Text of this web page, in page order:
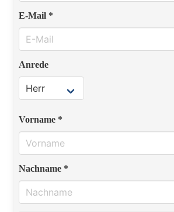
E-Mail *
Anrede
Vorname *
Nachname *